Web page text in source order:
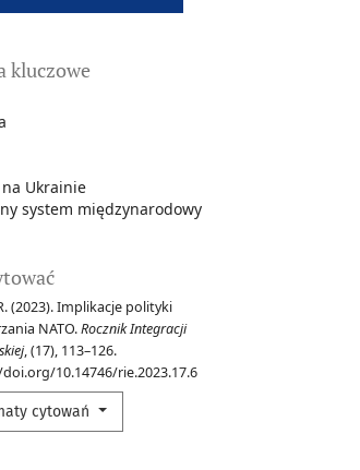
kluczowe
Ukrainie
system międzynarodowy
(2023). Implikacje polityki
NATO.Rocznik Integracji
, (17), 113–126.
10.14746/rie.2023.17.6
cytowań